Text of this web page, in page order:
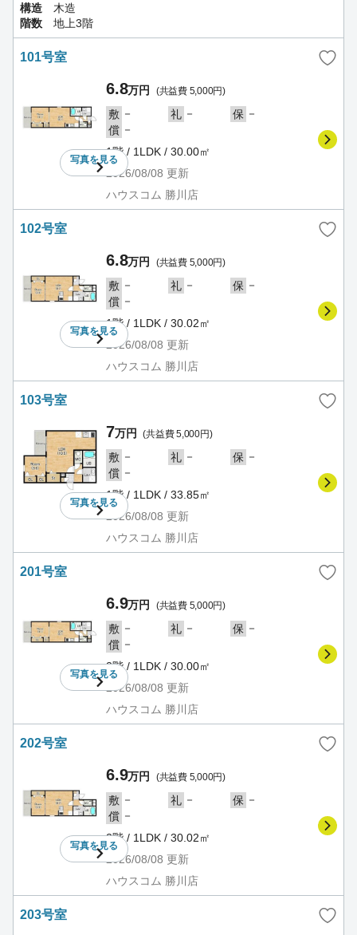
構造
木造
階数
地上3階
101号室
写真を見る
6.8万円 (共益費 5,000円)
敷 － 礼 － 保 －
償 －
1階 / 1LDK / 30.00㎡
2026/08/08 更新
ハウスコム 勝川店
102号室
写真を見る
6.8万円 (共益費 5,000円)
敷 － 礼 － 保 －
償 －
1階 / 1LDK / 30.02㎡
2026/08/08 更新
ハウスコム 勝川店
103号室
写真を見る
7万円 (共益費 5,000円)
敷 － 礼 － 保 －
償 －
1階 / 1LDK / 33.85㎡
2026/08/08 更新
ハウスコム 勝川店
201号室
写真を見る
6.9万円 (共益費 5,000円)
敷 － 礼 － 保 －
償 －
2階 / 1LDK / 30.00㎡
2026/08/08 更新
ハウスコム 勝川店
202号室
写真を見る
6.9万円 (共益費 5,000円)
敷 － 礼 － 保 －
償 －
2階 / 1LDK / 30.02㎡
2026/08/08 更新
ハウスコム 勝川店
203号室